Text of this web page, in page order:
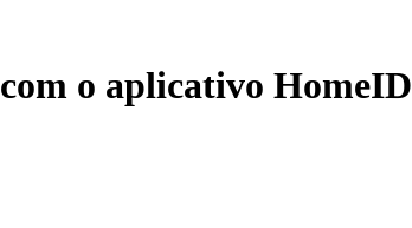
o aplicativo HomeID